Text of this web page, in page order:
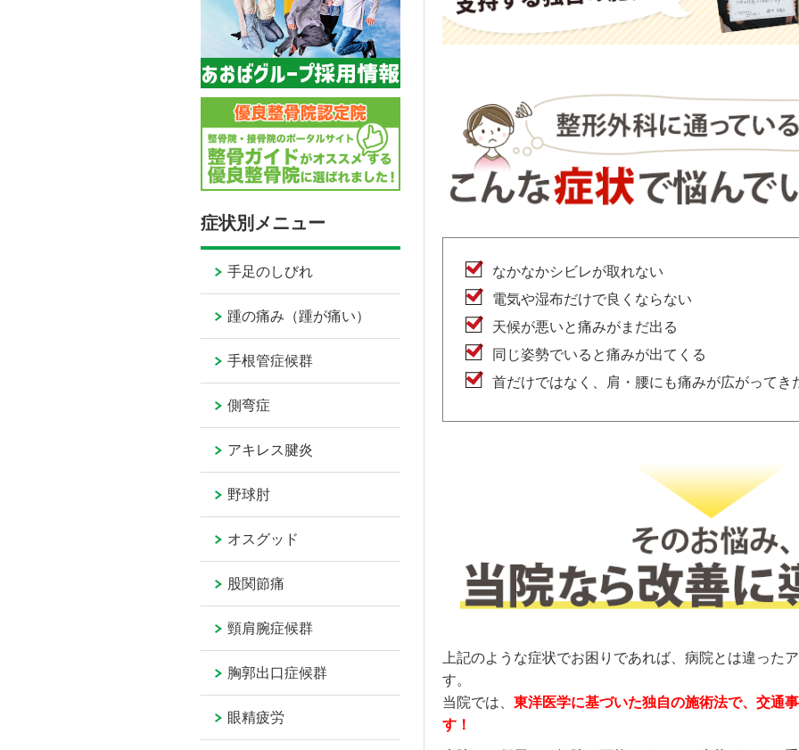
なかなかシビレが取れない
電気や湿布だけで良くならない
天候が悪いと痛みがまだ出る
同じ姿勢でいると痛みが出てくる
首だけではなく、肩・腰にも痛みが広がってき
上記のような症状でお困りであれば、病院とは違った
す。
当院では、 東洋医学に基づいた独自の施術法で、交通
す！
症状別メニュー
手足のしびれ
踵の痛み（踵が痛い）
手根管症候群
側弯症
アキレス腱炎
野球肘
オスグッド
股関節痛
頸肩腕症候群
胸郭出口症候群
眼精疲労